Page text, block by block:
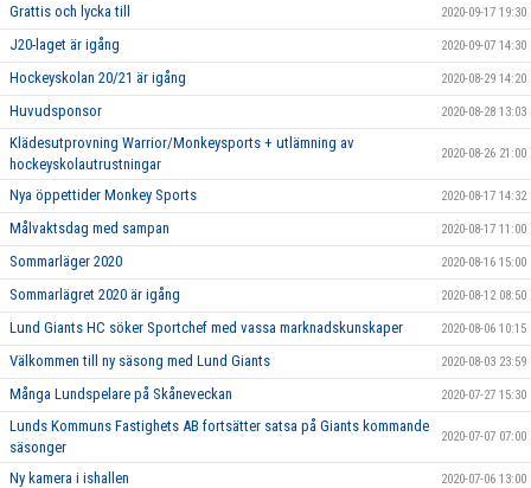
Grattis och lycka till 2020-09-17 19:30
J20-laget är igång 2020-09-07 14:30
Hockeyskolan 20/21 är igång 2020-08-29 14:20
Huvudsponsor 2020-08-28 13:03
Klädesutprovning Warrior/Monkeysports + utlämning av
hockeyskolautrustningar
2020-08-26 21:00
Nya öppettider Monkey Sports 2020-08-17 14:32
Målvaktsdag med sampan 2020-08-17 11:00
Sommarläger 2020 2020-08-16 15:00
Sommarlägret 2020 är igång 2020-08-12 08:50
Lund Giants HC söker Sportchef med vassa marknadskunskaper 2020-08-06 10:15
Välkommen till ny säsong med Lund Giants 2020-08-03 23:59
Många Lundspelare på Skåneveckan 2020-07-27 15:30
Lunds Kommuns Fastighets AB fortsätter satsa på Giants kommande
säsonger
2020-07-07 07:00
Ny kamera i ishallen 2020-07-06 13:00